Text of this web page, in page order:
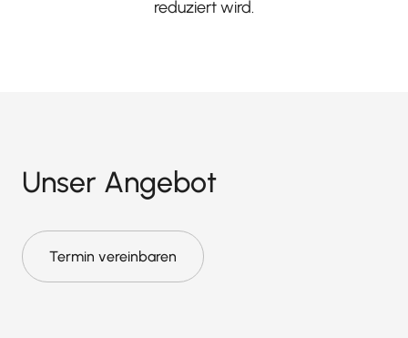
reduziert wird.
Unser Angebot
Termin vereinbaren